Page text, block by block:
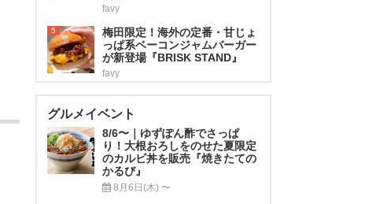
favy
5
梅田限定！海外の定番・甘じょ
っぱ系ベーコンジャムバーガー
が新登場『BRISK STAND』
favy
グルメイベント
8/6〜｜ゆずぽん酢でさっぱ
り！大根おろしをのせた夏限定
のカルビ丼を販売『焼きたての
かるび』
8月6日(木) 〜